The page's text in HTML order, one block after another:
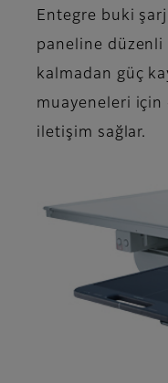
Entegre buki
paneline düzenli
kalmadan güç
muayeneleri için
iletişim sağlar.